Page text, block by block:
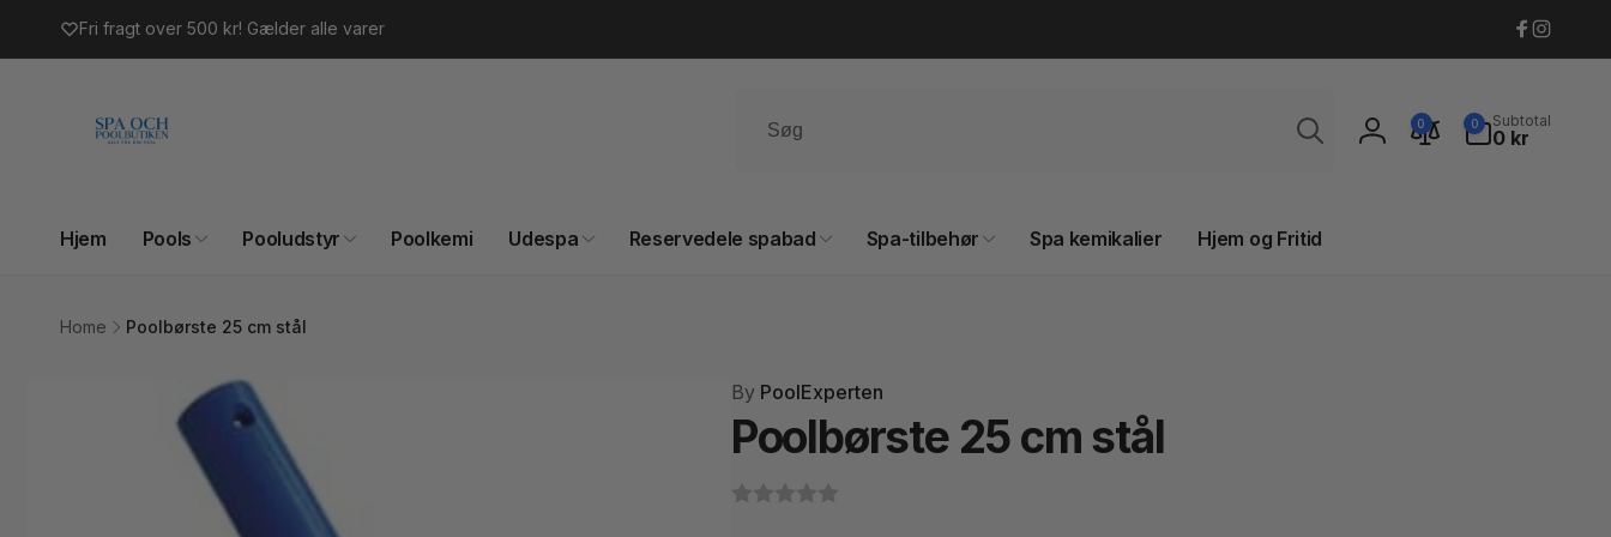
indhold Fri fragt over 500 kr! Gælder alle varer
Facebook
Log
0 0
varer
Subtotal
0 kr
Hjem Pools Pooludstyr Poolkemi Udespa Reservedele spabad Spa-tilbehør Spa kemikalier Hjem og Fritid
Home Poolbørste 25 cm stål
ByPoolExperten
Poolbørste 25 cm stål